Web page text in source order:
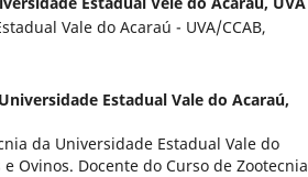
Vale do Acaraú - UVA/CCAB,
Universidade Estadual Vale do Acaraú,
da Universidade Estadual Vale do
Ovinos. Docente do Curso de Zootecnia